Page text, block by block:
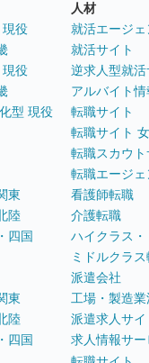
現役
現役
型 現役
東
陸
四国
東
陸
四国
人材
就活エージェ
就活サイト
逆求人型就活
アルバイト情
転職サイト
転職サイト
転職スカウト
転職エージェ
看護師転職
介護転職
ハイクラス・
ミドルクラ
派遣会社
工場・製造業
派遣求人サイ
求人情報サー